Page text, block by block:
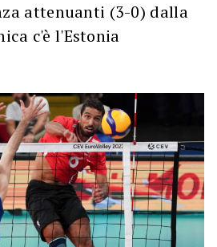
attenuanti (3-0) dalla
c'è l'Estonia